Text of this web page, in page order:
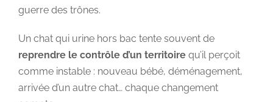
guerre des trônes.
Un chat qui urine hors bac tente souvent de
reprendre le contrôle d’un territoire qu’il perçoit
comme instable : nouveau bébé, déménagement,
arrivée d’un autre chat… chaque changement